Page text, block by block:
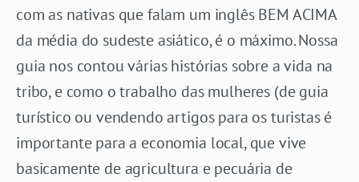
com as nativas que falam um inglês BEM ACIMA
da média do sudeste asiático, é o máximo. Nossa
guia nos contou várias histórias sobre a vida na
tribo, e como o trabalho das mulheres (de guia
turístico ou vendendo artigos para os turistas é
importante para a economia local, que vive
basicamente de agricultura e pecuária de